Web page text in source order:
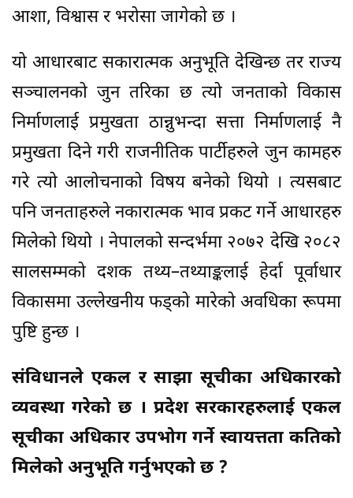
आशा, विश्वास र भरोसा जागेको छ ।
यो आधारबाट सकारात्मक अनुभूति देखिन्छ तर राज्य
सञ्चालनको जुन तरिका छ त्यो जनताको विकास
निर्माणलाई प्रमुखता ठान्नुभन्दा सत्ता निर्माणलाई नै
प्रमुखता दिने गरी राजनीतिक पार्टीहरुले जुन कामहरु
गरे त्यो आलोचनाको विषय बनेको थियो । त्यसबाट
पनि जनताहरुले नकारात्मक भाव प्रकट गर्ने आधारहरु
मिलेको थियो । नेपालको सन्दर्भमा २०७२ देखि २०८२
सालसम्मको दशक तथ्य–तथ्याङ्कलाई हेर्दा पूर्वाधार
विकासमा उल्लेखनीय फड्को मारेको अवधिका रूपमा
पुष्टि हुन्छ ।
संविधानले एकल र साझा सूचीका अधिकारको
व्यवस्था गरेको छ । प्रदेश सरकारहरुलाई एकल
सूचीका अधिकार उपभोग गर्ने स्वायत्तता कतिको
मिलेको अनुभूति गर्नुभएको छ ?